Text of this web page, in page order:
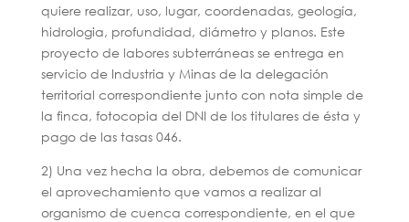
quiere realizar, uso, lugar, coordenadas, geología,
hidrologia, profundidad, diámetro y planos. Este
proyecto de labores subterráneas se entrega en
servicio de Industria y Minas de la delegación
territorial correspondiente junto con nota simple de
la finca, fotocopia del DNI de los titulares de ésta y
pago de las tasas 046.
2) Una vez hecha la obra, debemos de comunicar
el aprovechamiento que vamos a realizar al
organismo de cuenca correspondiente, en el que